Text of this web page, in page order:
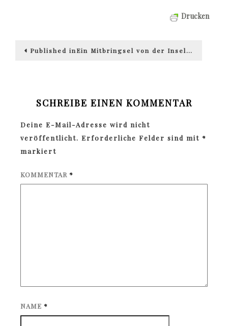
Drucken
Beitragsnavigation
Published inEin Mitbringsel von der Insel…
SCHREIBE EINEN KOMMENTAR
Deine E-Mail-Adresse wird nicht
veröffentlicht. Erforderliche Felder sind mit *
markiert
KOMMENTAR *
NAME *